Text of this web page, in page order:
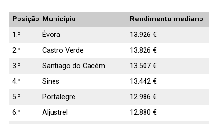
Posição Município
Rendimento mediano
1.º
Évora
13.926 €
2.º
Castro Verde
13.826 €
3.º
Santiago do Cacém
13.507 €
4.º
Sines
13.442 €
5.º
Portalegre
12.986 €
6.º
Aljustrel 12.880 €